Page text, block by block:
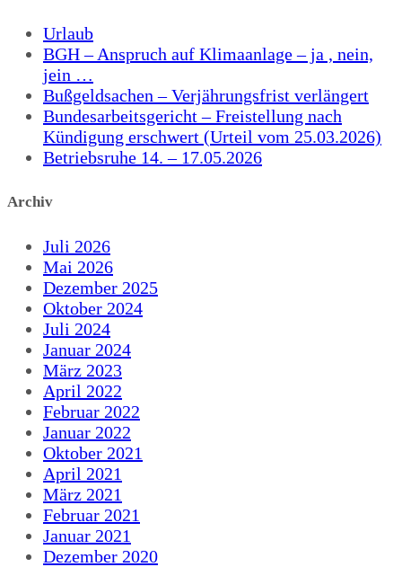
Urlaub
BGH – Anspruch auf Klimaanlage – ja , nein,
jein …
Bußgeldsachen – Verjährungsfrist verlängert
Bundesarbeitsgericht – Freistellung nach
Kündigung erschwert (Urteil vom 25.03.2026)
Betriebsruhe 14. – 17.05.2026
Archiv
Juli 2026
Mai 2026
Dezember 2025
Oktober 2024
Juli 2024
Januar 2024
März 2023
April 2022
Februar 2022
Januar 2022
Oktober 2021
April 2021
März 2021
Februar 2021
Januar 2021
Dezember 2020